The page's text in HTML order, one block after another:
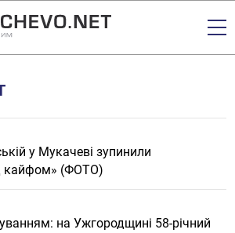
у Мукачеві зупинили
кайфом» (ФОТО)
на Ужгородщині 58-річний